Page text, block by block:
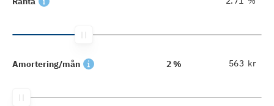
Amortering/mån 2 % kr